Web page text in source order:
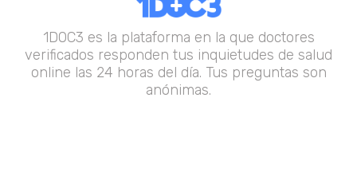
1DOC3 es la plataforma en la que doctores
verificados responden tus inquietudes de salud
online las 24 horas del día. Tus preguntas son
anónimas.